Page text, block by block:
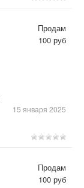
15 января 2025
Продам
100 руб
Продам
100 руб